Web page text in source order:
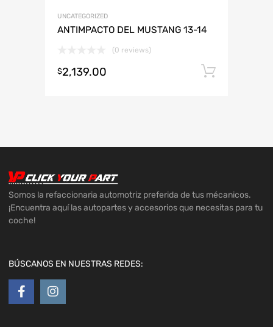
UNCATEGORIZED
ANTIMPACTO DEL MUSTANG 13-14
(0 reviews)
$2,139.00
Somos la refaccionaria automotriz preferida de tus mécanicos.
¡Encuentra aquí las autopartes y accesorios que necesitas para tu
coche!
BÚSCANOS EN NUESTRAS REDES: